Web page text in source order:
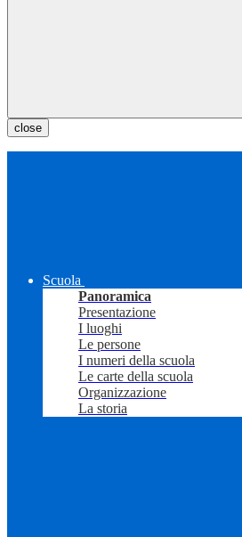
close
Scuola
Panoramica
Presentazione
I luoghi
Le persone
I numeri della scuola
Le carte della scuola
Organizzazione
La storia